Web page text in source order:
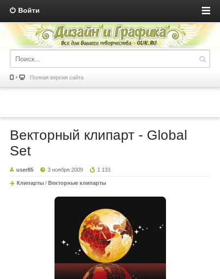
Войти
Полная версия сайта
Векторный клипарт - Global
Set
user85 3 ноября 2009 1 133
Клипарты / Векторные клипарты